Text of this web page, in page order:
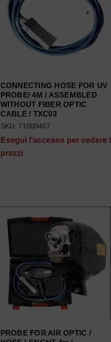
CONNECTING HOSE FOR UV
PROBE/ 4M / ASSEMBLED
WITHOUT FIBER OPTIC
CABLE / TXC03
SKU: 71000467
Esegui l'accesso per vedere i
prezzi
PROBE FOR AIR OPTIC /